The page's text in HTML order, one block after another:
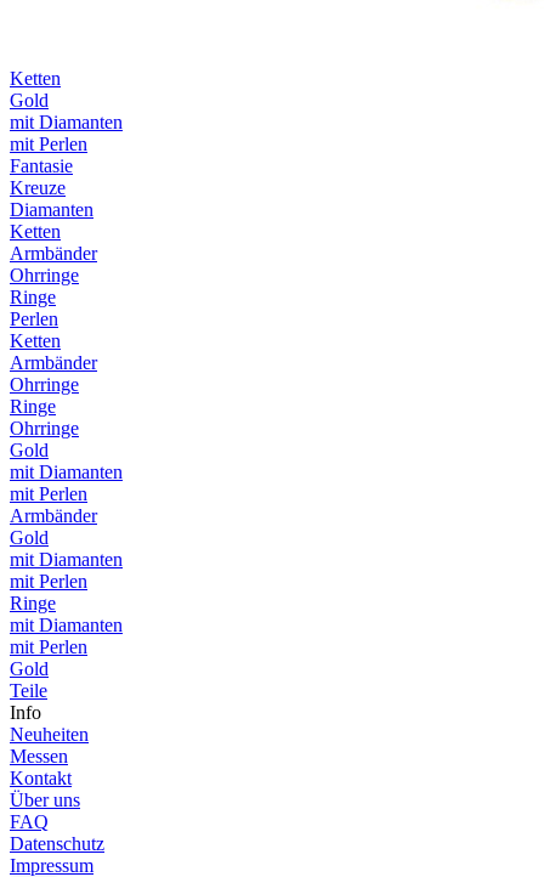
Ketten
Gold
mit Diamanten
mit Perlen
Fantasie
Kreuze
Diamanten
Ketten
Armbänder
Ohrringe
Ringe
Perlen
Ketten
Armbänder
Ohrringe
Ringe
Ohrringe
Gold
mit Diamanten
mit Perlen
Armbänder
Gold
mit Diamanten
mit Perlen
Ringe
mit Diamanten
mit Perlen
Gold
Teile
Info
Neuheiten
Messen
Kontakt
Über uns
FAQ
Datenschutz
Impressum